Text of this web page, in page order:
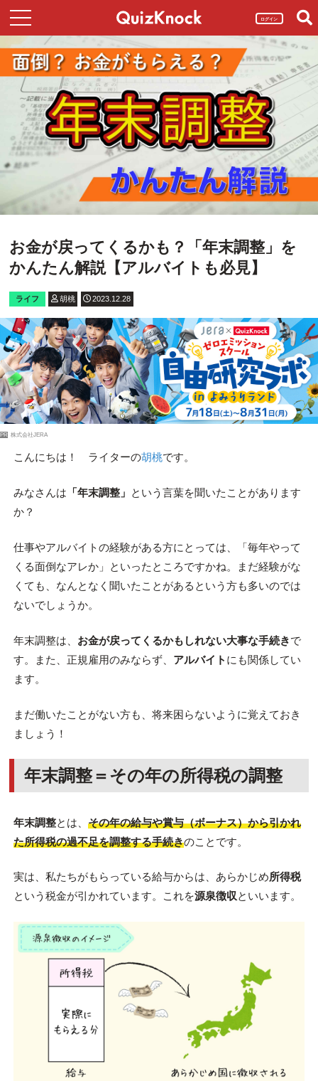
ログイン
お金が戻ってくるかも？「年末調整」を
かんたん解説【アルバイトも必見】
ライフ 胡桃 2023.12.28
PR 株式会社JERA
こんにちは！ ライターの胡桃です。
みなさんは 「年末調整」 という言葉を聞いたことがあります
か？
仕事やアルバイトの経験がある方にとっては、「毎年やって
くる面倒なアレか」といったところですかね。まだ経験がな
くても、なんとなく聞いたことがあるという方も多いのでは
ないでしょうか。
年末調整は、 お金が戻ってくるかもしれない大事な手続きで
す。また、正規雇用のみならず、 アルバイト にも関係してい
ます。
まだ働いたことがない方も、将来困らないように覚えておき
ましょう！
年末調整＝その年の所得税の調整
年末調整とは、 その年の給与や賞与（ボーナス）から引かれ
た所得税の過不足を調整する手続きのことです。
実は、私たちがもらっている給与からは、あらかじめ所得税
という税金が引かれています。これを源泉徴収といいます。